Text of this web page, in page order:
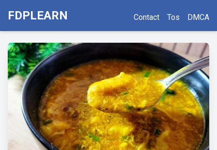
FDPLEARN Contact Tos DMCA